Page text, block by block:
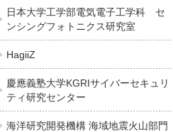
日本大学工学部電気電子工学科 セ
ンシングフォトニクス研究室
HagiiZ
慶應義塾大学KGRIサイバーセキュリ
ティ研究センター
海洋研究開発機構 海域地震火山部門